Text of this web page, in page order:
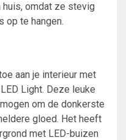
huis, omdat ze stevig
op te hangen.
aan je interieur met
Light. Deze leuke
om de donkerste
gloed. Het heeft
met LED-buizen